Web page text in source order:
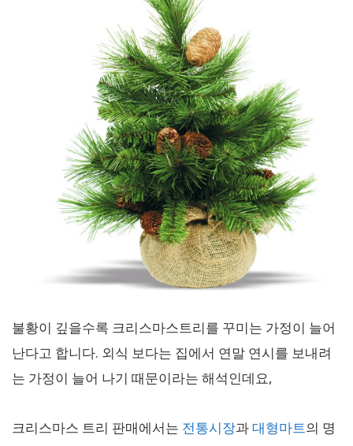
불황이 깊을수록 크리스마스트리를 꾸미는 가정이 늘어
난다고 합니다. 외식 보다는 집에서 연말 연시를 보내려
는 가정이 늘어 나기 때문이라는 해석인데요,
크리스마스 트리 판매에서는 전통시장과대형마트의 명